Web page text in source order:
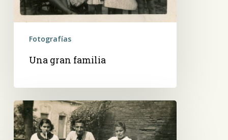
Fotografías
Una gran familia
Familia,
en
un